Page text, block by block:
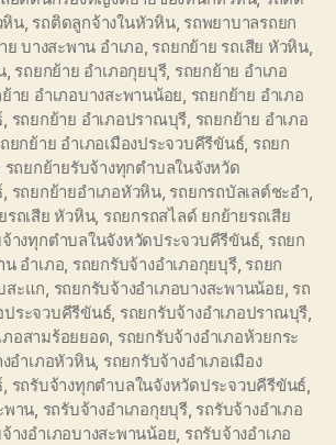
หิน, รถติดลูกจ้างในหัวหิน, รถพยาบาลรถยก
ย บางสะพาน อำเภอ รถยกย้าย รถเสีย หัวหิน,
, รถยกย้าย อำเภอกุยบุรี, รถยกย้าย อำเภอ
าย อำเภอบางสะพานน้อย รถยกย้าย อำเภอ
รถยกย้าย อำเภอปราณบุรี รถยกย้าย อำเภอ
ยกย้าย อำเภอเมืองประจวบคีรีขันธ์, รถยก
รถยกย้ายรับจ้างทุกตำบลในจังหวัด
รถยกย้ายอำเภอหัวหิน, รถยกรถบัลเลต์ชะอำ
รถเสีย หัวหิน, รถยกรถสไลด์ ยกย้ายรถเสีย
างทุกตำบลในจังหวัดประจวบคีรีขันธ์, รถยก
น อำเภอ รถยกรับจ้างอำเภอกุยบุรี, รถยก
สะแก รถยกรับจ้างอำเภอบางสะพานน้อย รถ
ประจวบคีรีขันธ์, รถยกรับจ้างอำเภอปราณบุรี
ภอสามร้อยยอด รถยกรับจ้างอำเภอห้วยกระ
อำเภอหัวหิน, รถยกรับจ้างอำเภอเมือง
รถรับจ้างทุกตำบลในจังหวัดประจวบคีรีขันธ์
พาน รถรับจ้างอำเภอกุยบุรี, รถรับจ้างอำเภอ
างอำเภอบางสะพานน้อย รถรับจ้างอำเภอ